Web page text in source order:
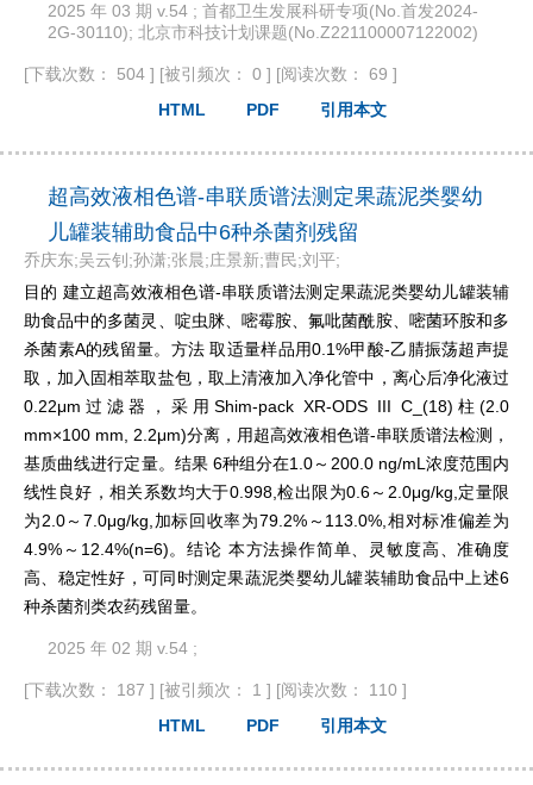
2025 年 03 期 v.54 ; 首都卫生发展科研专项(No.首发2024-
2G-30110); 北京市科技计划课题(No.Z221100007122002)
[下载次数： 504 ] [被引频次： 0 ] [阅读次数： 69 ]
HTML
PDF 引用本文
超高效液相色谱-串联质谱法测定果蔬泥类婴幼
儿罐装辅助食品中6种杀菌剂残留
乔庆东;吴云钊;孙潇;张晨;庄景新;曹民;刘平;
目的 建立超高效液相色谱-串联质谱法测定果蔬泥类婴幼儿罐装辅
助食品中的多菌灵、啶虫脒、嘧霉胺、氟吡菌酰胺、嘧菌环胺和多
杀菌素A的残留量。方法 取适量样品用0.1%甲酸-乙腈振荡超声提
取，加入固相萃取盐包，取上清液加入净化管中，离心后净化液过
0.22μm过滤器，采用Shim-pack XR-ODS III C_(18)柱(2.0
mm×100 mm, 2.2μm)分离，用超高效液相色谱-串联质谱法检测，
基质曲线进行定量。结果 6种组分在1.0～200.0 ng/mL浓度范围内
线性良好，相关系数均大于0.998,检出限为0.6～2.0μg/kg,定量限
为2.0～7.0μg/kg,加标回收率为79.2%～113.0%,相对标准偏差为
4.9%～12.4%(n=6)。结论 本方法操作简单、灵敏度高、准确度
高、稳定性好，可同时测定果蔬泥类婴幼儿罐装辅助食品中上述6
种杀菌剂类农药残留量。
2025 年 02 期 v.54 ;
[下载次数： 187 ] [被引频次： 1 ] [阅读次数： 110 ]
HTML
PDF 引用本文